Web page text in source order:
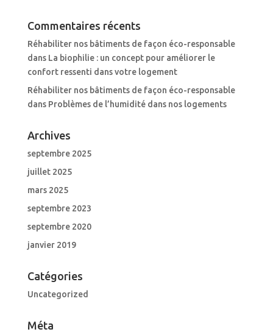
Commentaires récents
Réhabiliter nos bâtiments de façon éco-responsable
dans La biophilie : un concept pour améliorer le
confort ressenti dans votre logement
Réhabiliter nos bâtiments de façon éco-responsable
dans Problèmes de l’humidité dans nos logements
Archives
septembre 2025
juillet 2025
mars 2025
septembre 2023
septembre 2020
janvier 2019
Catégories
Uncategorized
Méta